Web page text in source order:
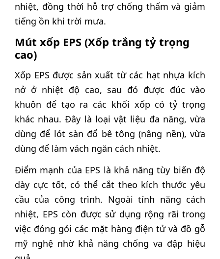
nhiệt, đồng thời hỗ trợ chống thấm và giảm
tiếng ồn khi trời mưa.
Mút xốp EPS (Xốp trắng tỷ trọng
cao)
Xốp EPS được sản xuất từ các hạt nhựa kích
nở ở nhiệt độ cao, sau đó được đúc vào
khuôn để tạo ra các khối xốp có tỷ trọng
khác nhau. Đây là loại vật liệu đa năng, vừa
dùng để lót sàn đổ bê tông (nâng nền), vừa
dùng để làm vách ngăn cách nhiệt.
Điểm mạnh của EPS là khả năng tùy biến độ
dày cực tốt, có thể cắt theo kích thước yêu
cầu của công trình. Ngoài tính năng cách
nhiệt, EPS còn được sử dụng rộng rãi trong
việc đóng gói các mặt hàng điện tử và đồ gỗ
mỹ nghệ nhờ khả năng chống va đập hiệu